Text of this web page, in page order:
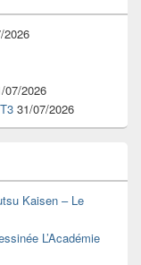
2026
07/2026
31/07/2026
Kaisen – Le
L’Académie